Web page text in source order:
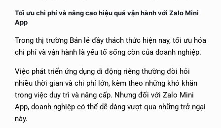
Tối ưu chi phí và nâng cao hiệu quả vận hành với Zalo Mini
App
Trong thị trường Bán lẻ đầy thách thức hiện nay, tối ưu hóa
chi phí và vận hành là yếu tố sống còn của doanh nghiệp.
Việc phát triển ứng dụng di động riêng thường đòi hỏi
nhiều thời gian và chi phí lớn, kèm theo những khó khăn
trong việc duy trì và nâng cấp. Nhưng đối với Zalo Mini
App, doanh nghiệp có thể dễ dàng vượt qua những trở ngại
này.